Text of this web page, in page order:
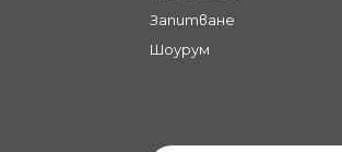
Запитване
Шоурум